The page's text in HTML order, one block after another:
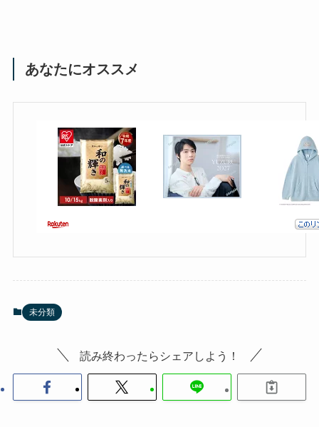
あなたにオススメ
未分類
読み終わったらシェアしよう！